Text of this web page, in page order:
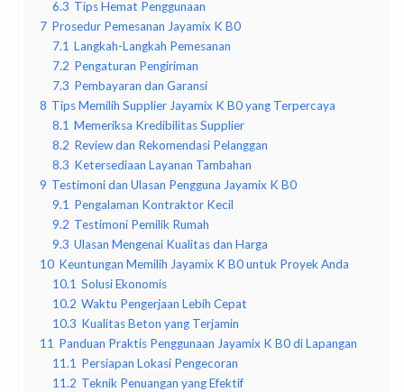
6.3 Tips Hemat Penggunaan
7 Prosedur Pemesanan Jayamix K B0
7.1 Langkah-Langkah Pemesanan
7.2 Pengaturan Pengiriman
7.3 Pembayaran dan Garansi
8 Tips Memilih Supplier Jayamix K B0 yang Terpercaya
8.1 Memeriksa Kredibilitas Supplier
8.2 Review dan Rekomendasi Pelanggan
8.3 Ketersediaan Layanan Tambahan
9 Testimoni dan Ulasan Pengguna Jayamix K B0
9.1 Pengalaman Kontraktor Kecil
9.2 Testimoni Pemilik Rumah
9.3 Ulasan Mengenai Kualitas dan Harga
10 Keuntungan Memilih Jayamix K B0 untuk Proyek Anda
10.1 Solusi Ekonomis
10.2 Waktu Pengerjaan Lebih Cepat
10.3 Kualitas Beton yang Terjamin
11 Panduan Praktis Penggunaan Jayamix K B0 di Lapangan
11.1 Persiapan Lokasi Pengecoran
11.2 Teknik Penuangan yang Efektif